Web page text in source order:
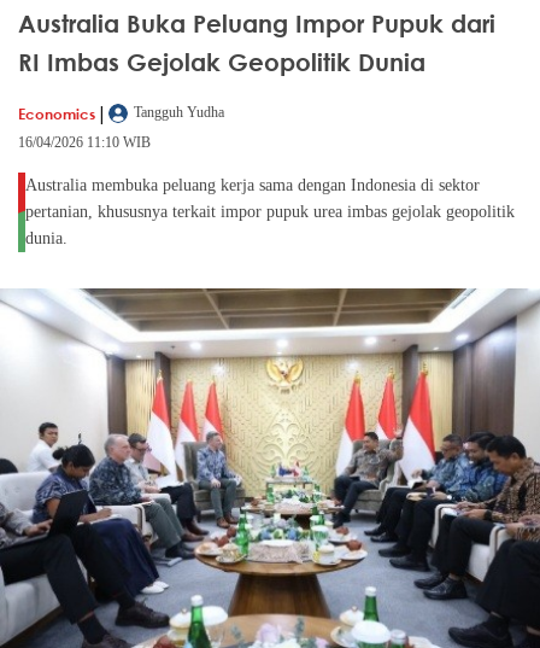
Australia Buka Peluang Impor Pupuk dari
RI Imbas Gejolak Geopolitik Dunia
Economics |
Tangguh Yudha
16/04/2026 11:10 WIB
Australia membuka peluang kerja sama dengan Indonesia di sektor
pertanian, khususnya terkait impor pupuk urea imbas gejolak geopolitik
dunia.